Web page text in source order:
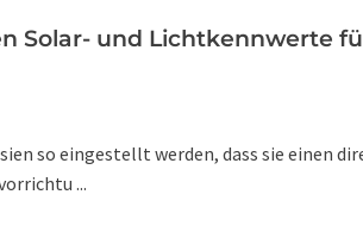
und Lichtkennwerte
so eingestellt werden, dass sie einen
...